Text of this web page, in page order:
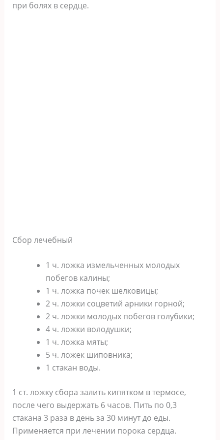
при болях в сердце.
Сбор лечебный
1 ч. ложка измельченных молодых
побегов калины;
1 ч. ложка почек шелковицы;
2 ч. ложки соцветий арники горной;
2 ч. ложки молодых побегов голубики;
4 ч. ложки володушки;
1 ч. ложка мяты;
5 ч. ложек шиповника;
1 стакан воды.
1 ст. ложку сбора залить кипятком в термосе,
после чего выдержать 6 часов. Пить по 0,3
стакана 3 раза в день за 30 минут до еды.
Применяется при лечении порока сердца.